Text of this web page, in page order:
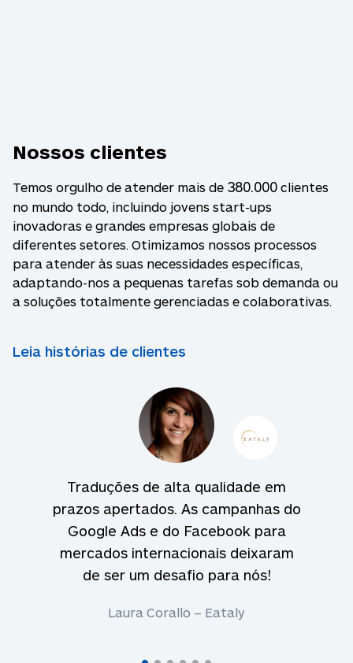
Traduções de alta qualidade em
prazos apertados. As campanhas do
Google Ads e do Facebook para
mercados internacionais deixaram
de ser um desafio para nós!
Laura Corallo – Eataly
Nossos clientes
Temos orgulho de atender mais de 380.000 clientes
no mundo todo, incluindo jovens start-ups
inovadoras e grandes empresas globais de
diferentes setores. Otimizamos nossos processos
para atender às suas necessidades específicas,
adaptando-nos a pequenas tarefas sob demanda ou
a soluções totalmente gerenciadas e colaborativas.
Leia histórias de clientes